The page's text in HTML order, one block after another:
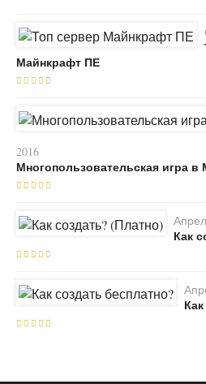
Майнкрафт ПЕ
2016
Многопользовательская игра
Как